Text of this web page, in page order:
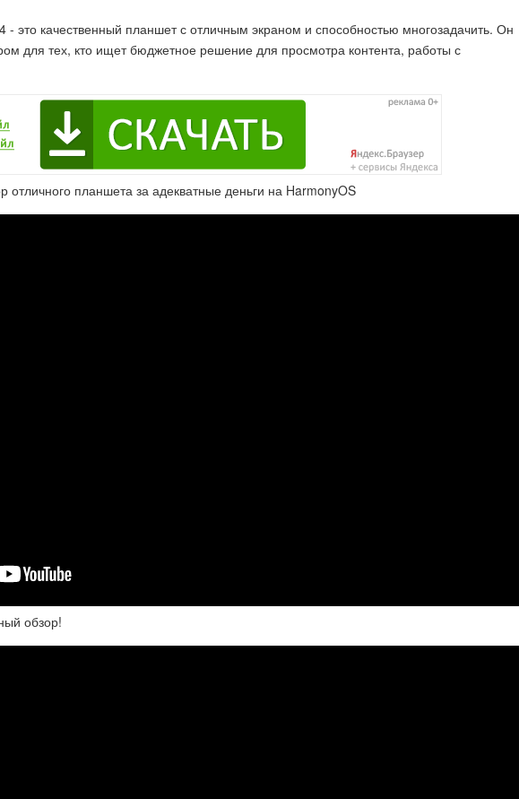
это качественный планшет с отличным экраном и способностью многозадачить. Он
для тех, кто ищет бюджетное решение для просмотра контента, работы с
отличного планшета за адекватные деньги на HarmonyOS
обзор!